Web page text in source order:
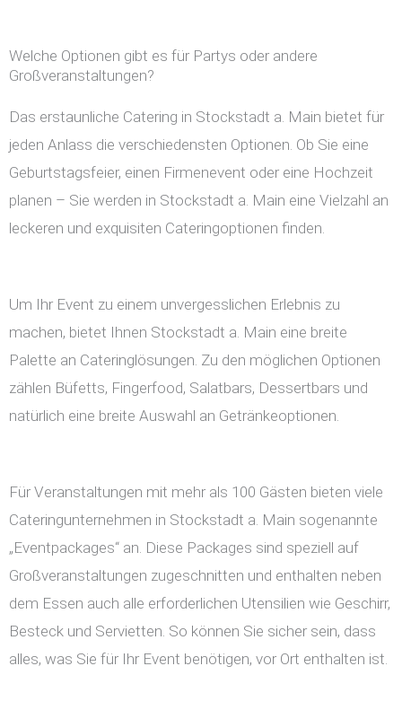
Welche Optionen gibt es für Partys oder andere
Großveranstaltungen?
Das erstaunliche Catering in Stockstadt a. Main bietet für
jeden Anlass die verschiedensten Optionen. Ob Sie eine
Geburtstagsfeier, einen Firmenevent oder eine Hochzeit
planen – Sie werden in Stockstadt a. Main eine Vielzahl an
leckeren und exquisiten Cateringoptionen finden.
Um Ihr Event zu einem unvergesslichen Erlebnis zu
machen, bietet Ihnen Stockstadt a. Main eine breite
Palette an Cateringlösungen. Zu den möglichen Optionen
zählen Büfetts, Fingerfood, Salatbars, Dessertbars und
natürlich eine breite Auswahl an Getränkeoptionen.
Für Veranstaltungen mit mehr als 100 Gästen bieten viele
Cateringunternehmen in Stockstadt a. Main sogenannte
„Eventpackages“ an. Diese Packages sind speziell auf
Großveranstaltungen zugeschnitten und enthalten neben
dem Essen auch alle erforderlichen Utensilien wie Geschirr,
Besteck und Servietten. So können Sie sicher sein, dass
alles, was Sie für Ihr Event benötigen, vor Ort enthalten ist.